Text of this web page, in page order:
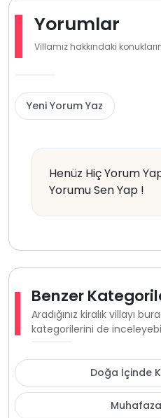
Yorumlar
Villamız hakkındaki
Yeni Yorum Yaz
Henüz Hiç Yorum
Yorumu Sen Yap !
Benzer
Aradığınız kiralık villayı
kategorilerini de
Doğa İçinde